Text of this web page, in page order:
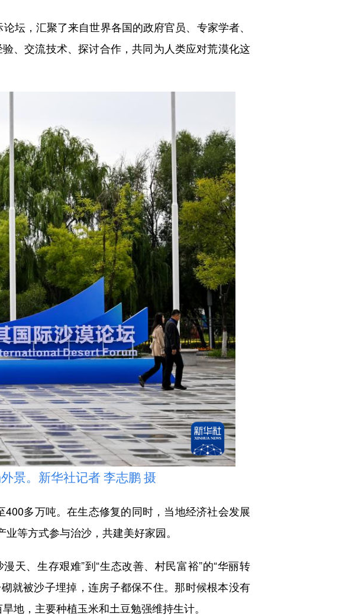
，汇聚了来自世界各国的政府官员、专家学者、
、交流技术、探讨合作，共同为人类应对荒漠化这
景。新华社记者 李志鹏 摄
多万吨。在生态修复的同时，当地经济社会发展
等方式参与治沙，共建美好家园。
、生存艰难”到“生态改善、村民富裕”的“华丽转
就被沙子埋掉，连房子都保不住。那时候根本没有
地，主要种植玉米和土豆勉强维持生计。